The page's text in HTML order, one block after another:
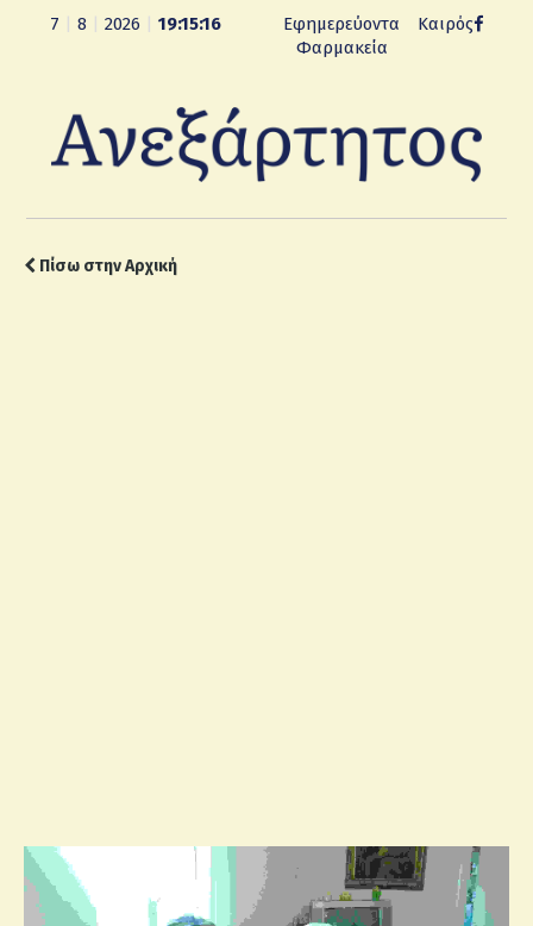
7 8 2026 19:15:17
Εφημερεύοντα
Φαρμακεία
Καιρός
Πίσω στην Αρχική